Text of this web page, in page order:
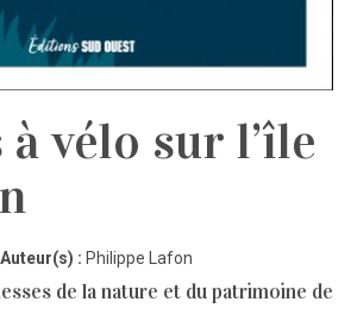
à vélo sur l’île
Auteur(s) : Philippe Lafon
de la nature et du patrimoine de